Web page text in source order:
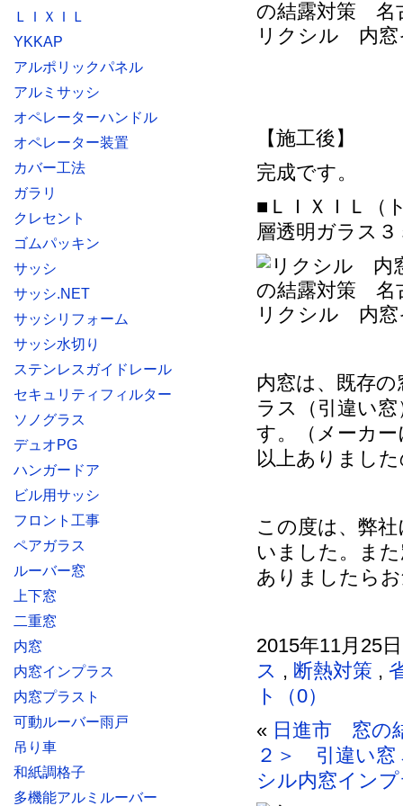
リクシル 内
【施工後】
完成です。
■ＬＩＸＩＬ（
層透明ガラス
リクシル 内
内窓は、既存
ラス（引違い
す。（メーカ
以上ありまし
この度は、弊
いました。ま
ありましたら
2015年11月25
ス , 断熱対策 ,
ト（0）
« 日進市 窓の
２＞ 引違い窓
シル内窓イン
ＬＩＸＩＬ
YKKAP
アルポリックパネル
アルミサッシ
オペレーターハンドル
オペレーター装置
カバー工法
ガラリ
クレセント
ゴムパッキン
サッシ
サッシ.NET
サッシリフォーム
サッシ水切り
ステンレスガイドレール
セキュリティフィルター
ソノグラス
デュオPG
ハンガードア
ビル用サッシ
フロント工事
ペアガラス
ルーバー窓
上下窓
二重窓
内窓
内窓インプラス
内窓プラスト
可動ルーバー雨戸
吊り車
和紙調格子
多機能アルミルーバー